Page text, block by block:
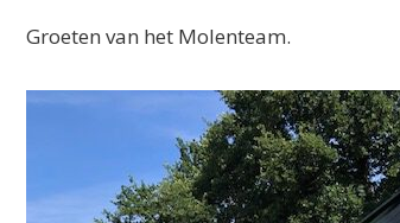
Groeten van het Molenteam.